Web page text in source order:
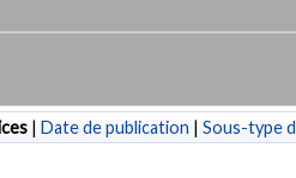
| Date de publication | Sous-type